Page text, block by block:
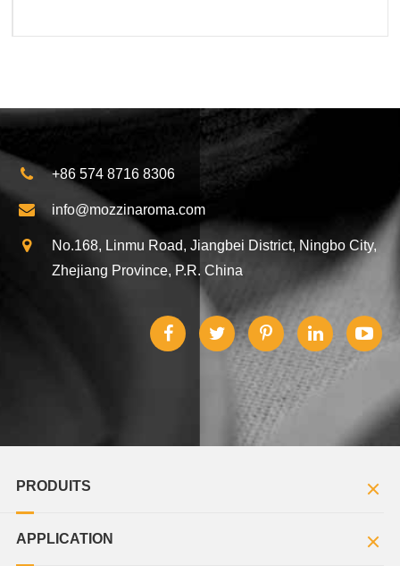
+86 574 8716 8306
info@mozzinaroma.com
No.168, Linmu Road, Jiangbei District, Ningbo City,
Zhejiang Province, P.R. China
PRODUITS
APPLICATION